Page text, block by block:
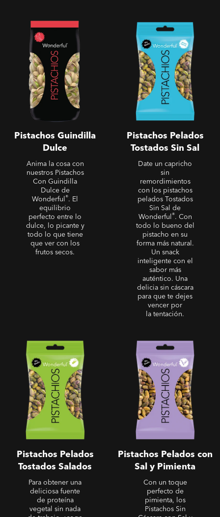
Pistachos Guindilla
Dulce
Anima la cosa con
nuestros Pistachos
Con Guindilla
Dulce de
Wonderful®. El
equilibrio
perfecto entre lo
dulce, lo picante y
todo lo que tiene
que ver con los
frutos secos.
Pelados Tostados Sin Sal
Pistachos Pelados
Tostados Sin Sal
Date un capricho
sin
remordimientos
con los pistachos
pelados Tostados
Sin Sal de
Wonderful®. Con
todo lo bueno del
pistacho en su
forma más natural.
Un snack
inteligente con el
sabor más
auténtico. Una
delicia sin cáscara
para que te dejes
vencer por
la tentación.
Pelados Tostados Salados
Pistachos Pelados
Tostados Salados
Para obtener una
deliciosa fuente
de proteína
vegetal sin nada
Pelados con Sal y Pimienta
Pistachos Pelados con
Sal y Pimienta
Con un toque
perfecto de
pimienta, los
Pistachos Sin